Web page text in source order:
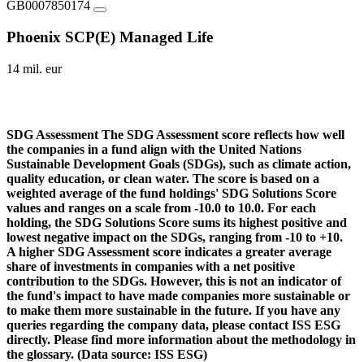
GB0007850174
Phoenix SCP(E) Managed Life
14 mil. eur
SDG Assessment The SDG Assessment score reflects how well
the companies in a fund align with the United Nations
Sustainable Development Goals (SDGs), such as climate action,
quality education, or clean water. The score is based on a
weighted average of the fund holdings' SDG Solutions Score
values and ranges on a scale from -10.0 to 10.0. For each
holding, the SDG Solutions Score sums its highest positive and
lowest negative impact on the SDGs, ranging from -10 to +10.
A higher SDG Assessment score indicates a greater average
share of investments in companies with a net positive
contribution to the SDGs. However, this is not an indicator of
the fund's impact to have made companies more sustainable or
to make them more sustainable in the future. If you have any
queries regarding the company data, please contact ISS ESG
directly. Please find more information about the methodology in
the glossary. (Data source: ISS ESG)